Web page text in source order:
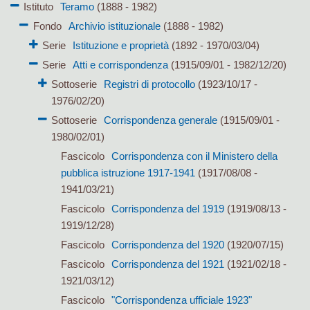
Istituto Teramo (1888 - 1982)
Fondo
Archivio istituzionale(1888 - 1982)
Serie
Istituzione e proprietà(1892 - 1970/03/04)
Serie Atti e corrispondenza(1915/09/01 - 1982/12/20)
Sottoserie
Registri di protocollo (1923/10/17 -
1976/02/20)
Sottoserie
Corrispondenza generale (1915/09/01 -
1980/02/01)
Fascicolo
Corrispondenza con il Ministero della
pubblica istruzione 1917-1941 (1917/08/08 -
1941/03/21)
Fascicolo
Corrispondenza del 1919(1919/08/13 -
1919/12/28)
Fascicolo
Corrispondenza del 1920(1920/07/15)
Fascicolo
Corrispondenza del 1921 (1921/02/18 -
1921/03/12)
Fascicolo
"Corrispondenza ufficiale 1923"